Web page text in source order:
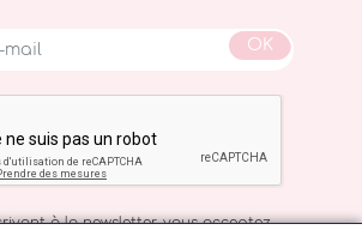
OK
à la newsletter, vous acceptez